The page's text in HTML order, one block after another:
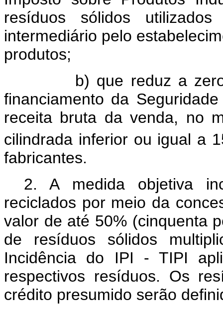
resíduos sólidos
intermediário pelo
produtos;
b) que reduz a zero a
financiamento da
receita bruta da venda, no
cilindrada inferior ou igual a
fabricantes.
2. A medida objetiva
reciclados por meio da
valor de até 50% (cinquenta
de resíduos sólidos
Incidência do IPI - TIPI
respectivos resíduos. Os
crédito presumido serão